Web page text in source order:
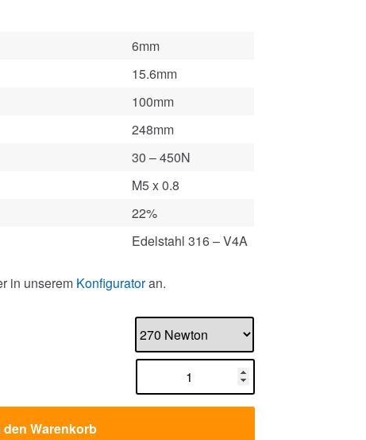
6mm
15.6mm
100mm
248mm
30 – 450N
M5 x 0.8
22%
Edelstahl 316 – V4A
in unserem Konfiguratoran.
den Warenkorb